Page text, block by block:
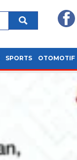
SPORTS OTOMOTIF